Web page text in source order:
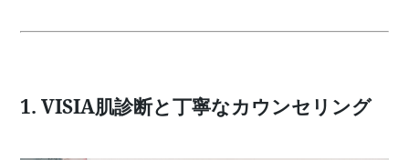
1. VISIA肌診断と丁寧なカウンセリング